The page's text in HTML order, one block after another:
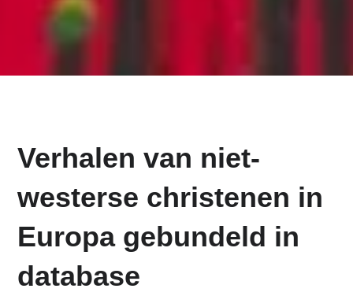
Verhalen van niet-
westerse christenen in
Europa gebundeld in
database